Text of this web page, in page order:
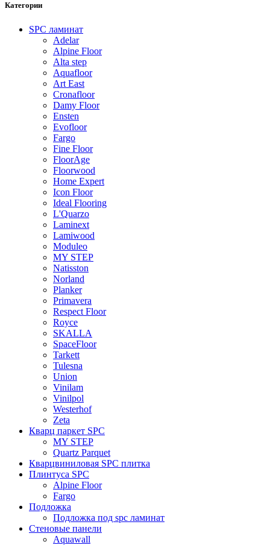
Категории
SPC ламинат
Adelar
Alpine Floor
Alta step
Aquafloor
Art East
Cronafloor
Damy Floor
Ensten
Evofloor
Fargo
Fine Floor
FloorAge
Floorwood
Home Expert
Icon Floor
Ideal Flooring
L'Quarzo
Laminext
Lamiwood
Moduleo
MY STEP
Natisston
Norland
Planker
Primavera
Respect Floor
Royce
SKALLA
SpaceFloor
Tarkett
Tulesna
Union
Vinilam
Vinilpol
Westerhof
Zeta
Кварц паркет SPC
MY STEP
Quartz Parquet
Кварцвиниловая SPC плитка
Плинтуса SPC
Alpine Floor
Fargo
Подложка
Подложка под spc ламинат
Стеновые панели
Aquawall